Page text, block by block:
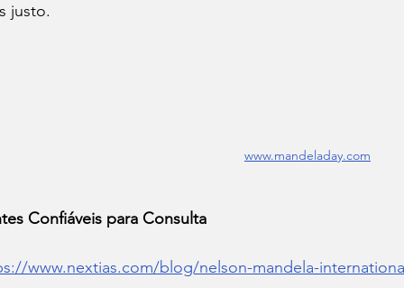
justo.
www.mandeladay.com
Confiáveis para Consulta
www.nextias.com/blog/nelson-mandela-